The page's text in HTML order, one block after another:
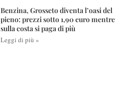
Benzina, Grosseto diventa l’oasi del
pieno: prezzi sotto 1,90 euro mentre
sulla costa si paga di più
Leggi di più »